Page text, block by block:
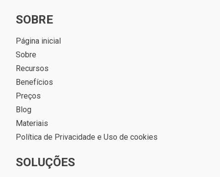
SOBRE
Página inicial
Sobre
Recursos
Benefícios
Preços
Blog
Materiais
Política de Privacidade e Uso de cookies
SOLUÇÕES